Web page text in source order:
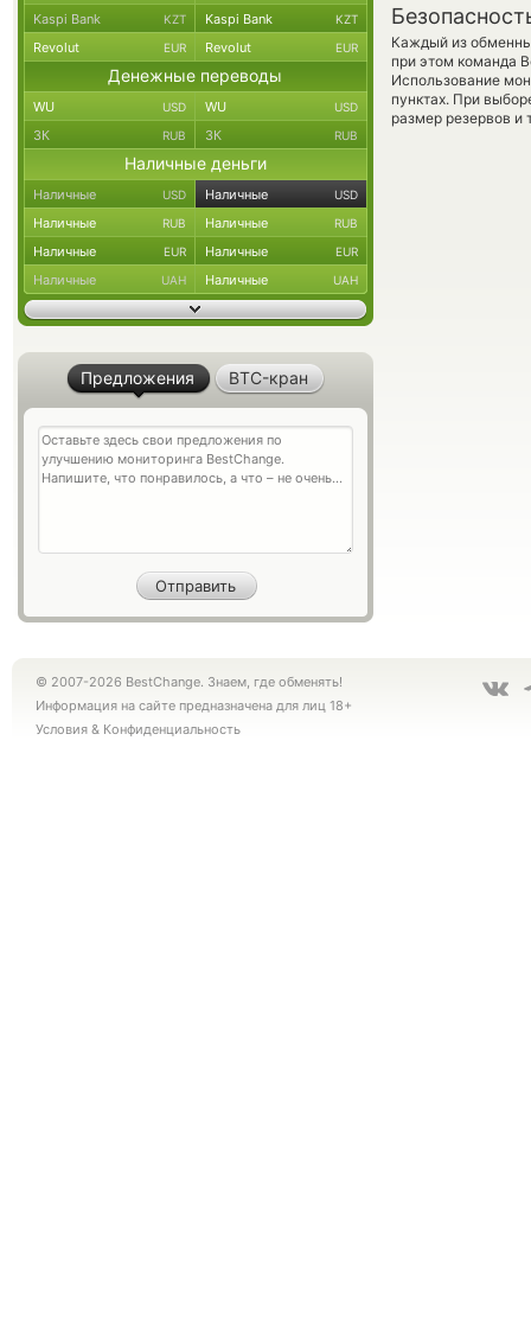
Каждый из
при этом команда
Использование
пунктах. При
размер резервов и
Kaspi Bank KZT Kaspi Bank KZT
Revolut EUR Revolut EUR
Денежные переводы
WU USD WU USD
ЗК RUB ЗК RUB
Наличные деньги
Наличные USD Наличные USD
Наличные RUB Наличные RUB
Наличные EUR Наличные EUR
Наличные UAH Наличные UAH
Предложения BTC-кран
© 2007-2026 BestChange. Знаем, где обменять!
Информация на сайте предназначена для лиц 18+
Условия & Конфиденциальность